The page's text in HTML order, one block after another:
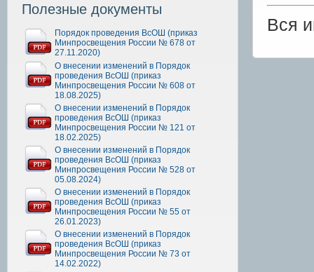
Полезные документы
Порядок проведения ВсОШ (приказ
Минпросвещения России № 678 от
27.11.2020)
О внесении изменений в Порядок
проведения ВсОШ (приказ
Минпросвещения России № 608 от
18.08.2025)
О внесении изменений в Порядок
проведения ВсОШ (приказ
Минпросвещения России № 121 от
18.02.2025)
О внесении изменений в Порядок
проведения ВсОШ (приказ
Минпросвещения России № 528 от
05.08.2024)
О внесении изменений в Порядок
проведения ВсОШ (приказ
Минпросвещения России № 55 от
26.01.2023)
О внесении изменений в Порядок
проведения ВсОШ (приказ
Минпросвещения России № 73 от
14.02.2022)
Вся